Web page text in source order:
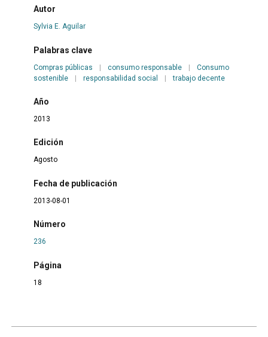
Autor
Sylvia E. Aguilar
Palabras clave
Compras públicas | consumo responsable |
Consumo
sostenible
| responsabilidad social | trabajo decente
Año
2013
Edición
Agosto
Fecha de publicación
2013-08-01
Número
236
Página
18